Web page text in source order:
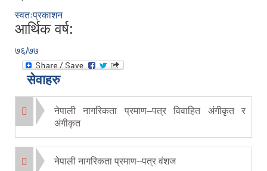
स्वतःप्रकाशन
आर्थिक वर्ष:
७६/७७
सेवाहरु
नेपाली नागरिकता प्रमाण–पत्र विवाहित अंगीकृत र
अंगीकृत
नेपाली नागरिकता प्रमाण–पत्र वंशज